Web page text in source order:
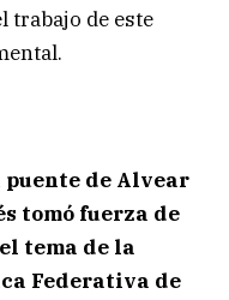
trabajo de este
puente de Alvear
tomó fuerza de
tema de la
Federativa de